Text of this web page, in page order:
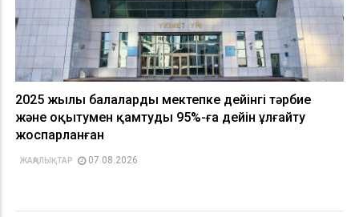
2025 жылы балаларды мектепке дейінгі тәрбие
және оқытумен қамтуды 95%-ға дейін ұлғайту
жоспарланған
ЖАҢАЛЫҚТАР 07.08.2026